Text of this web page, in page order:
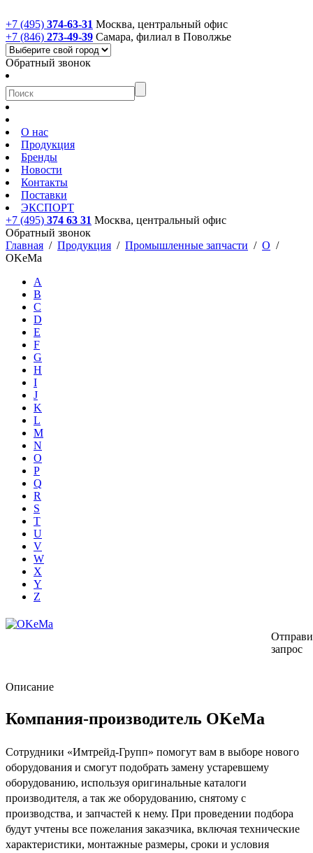
+7 (495) 374-63-31 Москва, центральный офис
+7 (846) 273-49-39 Самара, филиал в Поволжье
Обратный звонок
О нас
Продукция
Бренды
Новости
Контакты
Поставки
ЭКСПОРТ
+7 (495) 374 63 31 Москва, центральный офис
Обратный звонок
Главная / Продукция / Промышленные запчасти / O /
OKeMa
A
B
C
D
E
F
G
H
I
J
K
L
M
N
O
P
Q
R
S
T
U
V
W
X
Y
Z
запрос
Описание
Компания-производитель OKeMa
Сотрудники «Имтрейд-Групп» помогут вам в выборе нового
оборудования и смогут подобрать замену устаревшему
оборудованию, используя оригинальные каталоги
производителя, а так же оборудованию, снятому с
производства, и запчастей к нему. При проведении подбора
будут учтены все пожелания заказчика, включая технические
характеристики, монтажные размеры, сроки и условия